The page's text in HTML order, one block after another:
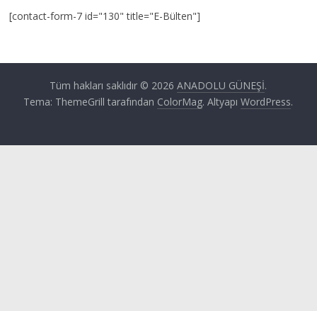
[contact-form-7 id="130" title="E-Bülten"]
Tüm hakları saklıdır © 2026ANADOLU GÜNEŞİ.
Tema: ThemeGrill tarafından ColorMag. AltyapıWordPress.